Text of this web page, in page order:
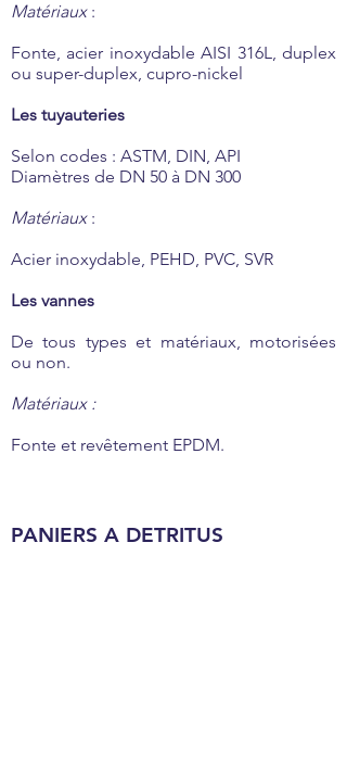
Matériaux :
Fonte, acier inoxydable AISI 316L, duplex
ou super-duplex, cupro-nickel
Les tuyauteries
Selon codes : ASTM, DIN, API
Diamètres de DN 50 à DN 300
Matériaux :
Acier inoxydable, PEHD, PVC, SVR
Les vannes
De tous types et matériaux, motorisées
ou non.
Matériaux :
Fonte et revêtement EPDM.
PANIERS A DETRITUS